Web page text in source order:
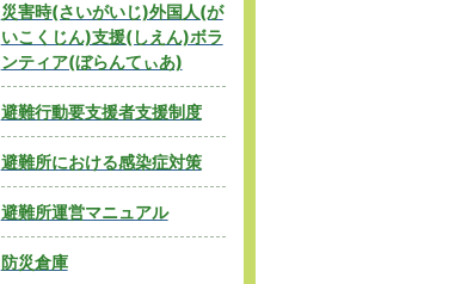
災害時(さいがいじ)外国人(が
いこくじん)支援(しえん)ボラ
ンティア(ぼらんてぃあ)
避難行動要支援者支援制度
避難所における感染症対策
避難所運営マニュアル
防災倉庫